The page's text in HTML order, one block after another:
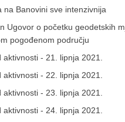
na Banovini sve intenzivnija
Ugovor o početku geodetskih
pogođenom području
aktivnosti - 21. lipnja 2021.
aktivnosti - 22. lipnja 2021.
aktivnosti - 23. lipnja 2021.
aktivnosti - 24. lipnja 2021.